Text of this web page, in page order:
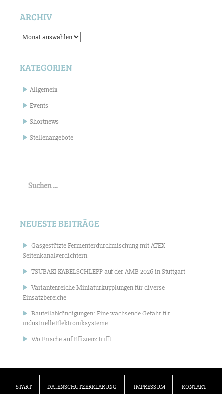
ARCHIV
Archiv
KATEGORIEN
Allgemein
Events
Shortnews
Stellenangebote
nach:
NEUESTE BEITRÄGE
Gasgestützte Fermenterdurchmischung mit ATEX-
Seitenkanalverdichtern
TSUBAKI KABELSCHLEPP auf der AMB 2026 in Stuttgart
Variantenreiche Miniaturkupplungen für diverse
Einsatzbereiche
Bauteilabkündigungen: Eine wachsende Gefahr für
industrielle Elektroniksysteme
Wo Frische auf Effizienz trifft
START DATENSCHUTZERKLÄRUNG IMPRESSUM KONTAKT